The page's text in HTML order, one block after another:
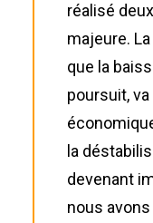
réalisé
majeure.
que la
poursuit,
la
devenant
nous